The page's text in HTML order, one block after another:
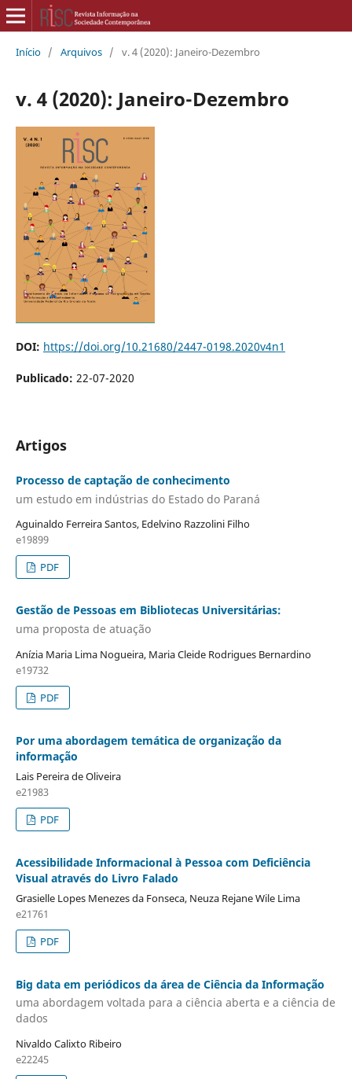
Início / Arquivos / v. 4 (2020): Janeiro-Dezembro
v. 4 (2020): Janeiro-Dezembro
DOI: https://doi.org/10.21680/2447-0198.2020v4n1
Publicado: 22-07-2020
Artigos
Processo de captação de conhecimento
um estudo em indústrias do Estado do Paraná
Aguinaldo Ferreira Santos, Edelvino Razzolini Filho
e19899
PDF
Gestão de Pessoas em Bibliotecas Universitárias:
uma proposta de atuação
Anízia Maria Lima Nogueira, Maria Cleide Rodrigues Bernardino
e19732
PDF
Por uma abordagem temática de organização da
informação
Lais Pereira de Oliveira
e21983
PDF
Acessibilidade Informacional à Pessoa com Deficiência
Visual através do Livro Falado
Grasielle Lopes Menezes da Fonseca, Neuza Rejane Wile Lima
e21761
PDF
Big data em periódicos da área de Ciência da Informação
uma abordagem voltada para a ciência aberta e a ciência de
dados
Nivaldo Calixto Ribeiro
e22245